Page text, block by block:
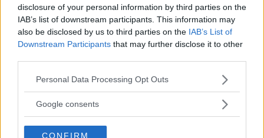
disclosure of your personal information by third parties on the
IAB’s list of downstream participants. This information may
also be disclosed by us to third parties on the IAB’s List of
Downstream Participants that may further disclose it to other
Please note that this website/app uses one or more Google
not limited to your visit or usage behaviour. You may click to
use your data for below specified purposes in below Google
Personal Data Processing Opt Outs
Google consents
CONFIRM
Annons:
Pulssatsning på Rumskulla skola: "Rätt
väg att gå"